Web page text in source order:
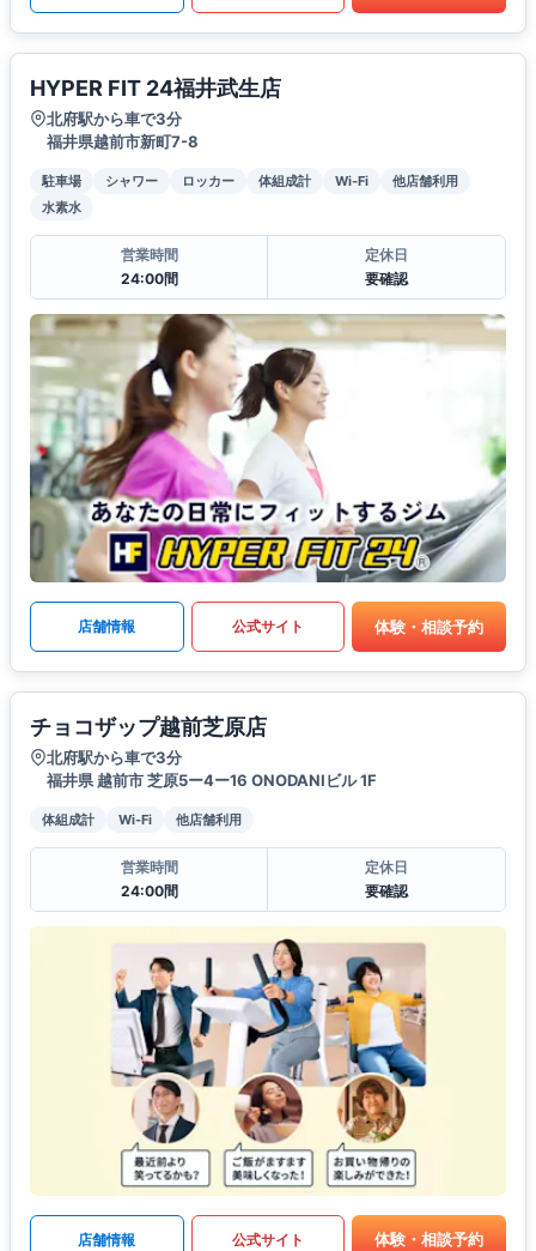
HYPER FIT 24福井武生店
北府駅から車で3分
福井県越前市新町7-8
駐車場 シャワー ロッカー 体組成計 Wi-Fi
他店舗利用
水素水
営業時間
24:00間
定休日
要確認
店舗情報 公式サイト 体験・相談予約
チョコザップ越前芝原店
北府駅から車で3分
福井県 越前市 芝原5ー4ー16 ONODANIビル 1F
体組成計 Wi-Fi 他店舗利用
営業時間
24:00間
定休日
要確認
店舗情報 公式サイト 体験・相談予約